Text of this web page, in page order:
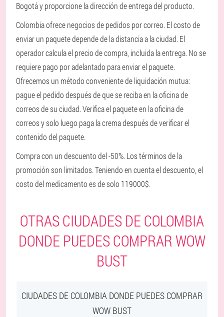
Bogotá y proporcione la dirección de entrega del producto.
Colombia ofrece negocios de pedidos por correo. El costo de
enviar un paquete depende de la distancia a la ciudad. El
operador calcula el precio de compra, incluida la entrega. No se
requiere pago por adelantado para enviar el paquete.
Ofrecemos un método conveniente de liquidación mutua:
pague el pedido después de que se reciba en la oficina de
correos de su ciudad. Verifica el paquete en la oficina de
correos y solo luego paga la crema después de verificar el
contenido del paquete.
Compra con un descuento del -50%. Los términos de la
promoción son limitados. Teniendo en cuenta el descuento, el
costo del medicamento es de solo 119000$.
OTRAS CIUDADES DE COLOMBIA
DONDE PUEDES COMPRAR WOW
BUST
CIUDADES DE COLOMBIA DONDE PUEDES COMPRAR
WOW BUST